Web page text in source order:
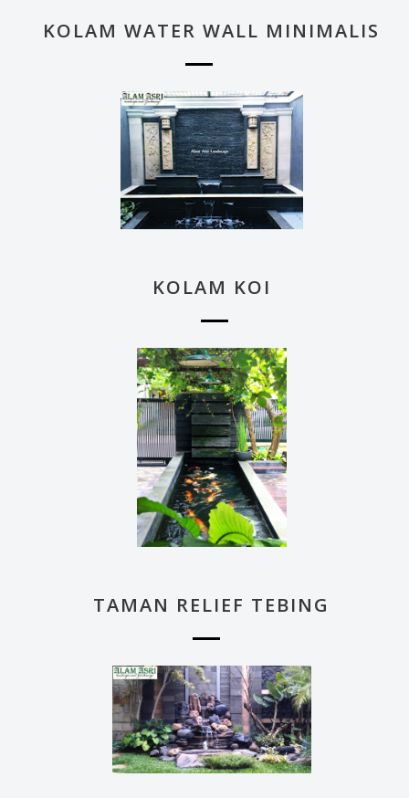
KOLAM WATER WALL MINIMALIS
KOLAM KOI
TAMAN RELIEF TEBING